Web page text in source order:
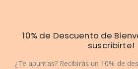
10% de Descuento de
suscribirte!
¿Te apuntas? Recibirás un 10% de